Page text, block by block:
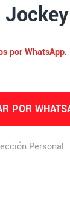
Jockey
por WhatsApp.
POR
Personal